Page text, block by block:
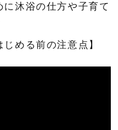
沐浴の仕方や子育て
める前の注意点】